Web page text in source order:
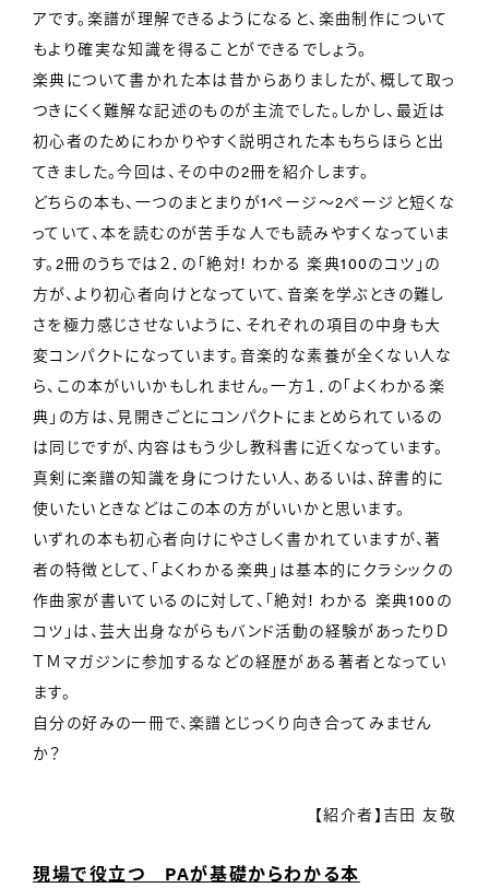
アです。楽譜が理解できるようになると、楽曲制作について
もより確実な知識を得ることができるでしょう。
楽典について書かれた本は昔からありましたが、概して取っ
つきにくく難解な記述のものが主流でした。しかし、最近は
初心者のためにわかりやすく説明された本もちらほらと出
てきました。今回は、その中の2冊を紹介します。
どちらの本も、一つのまとまりが1ページ～2ページと短くな
っていて、本を読むのが苦手な人でも読みやすくなっていま
す。2冊のうちでは２．の「絶対! わかる 楽典100のコツ」の
方が、より初心者向けとなっていて、音楽を学ぶときの難し
さを極力感じさせないように、それぞれの項目の中身も大
変コンパクトになっています。音楽的な素養が全くない人な
ら、この本がいいかもしれません。一方１．の「よくわかる楽
典」の方は、見開きごとにコンパクトにまとめられているの
は同じですが、内容はもう少し教科書に近くなっています。
真剣に楽譜の知識を身につけたい人、あるいは、辞書的に
使いたいときなどはこの本の方がいいかと思います。
いずれの本も初心者向けにやさしく書かれていますが、著
者の特徴として、「よくわかる楽典」は基本的にクラシックの
作曲家が書いているのに対して、「絶対! わかる 楽典100の
コツ」は、芸大出身ながらもバンド活動の経験があったりＤ
ＴＭマガジンに参加するなどの経歴がある著者となってい
ます。
自分の好みの一冊で、楽譜とじっくり向き合ってみません
か？
【紹介者】吉田 友敬
現場で役立つ PAが基礎からわかる本